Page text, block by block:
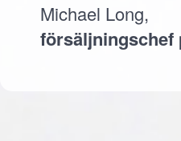
Michael Long,
försäljningschef